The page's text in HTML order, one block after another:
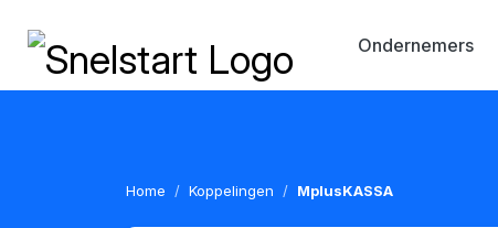
Ondernemers
Home Koppelingen MplusKASSA